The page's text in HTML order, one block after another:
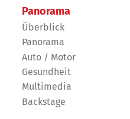
Panorama
Überblick
Panorama
Auto / Motor
Gesundheit
Multimedia
Backstage